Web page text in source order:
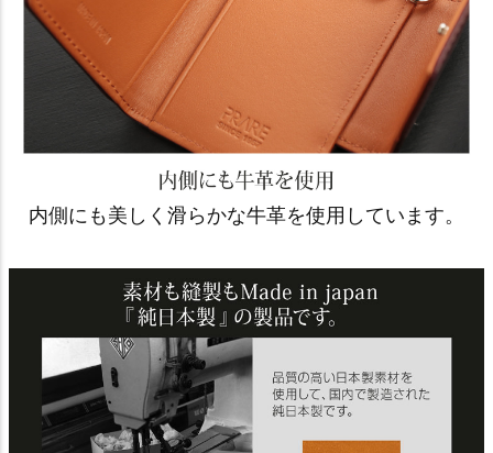
内側にも美しく滑らかな牛革を使用しています。